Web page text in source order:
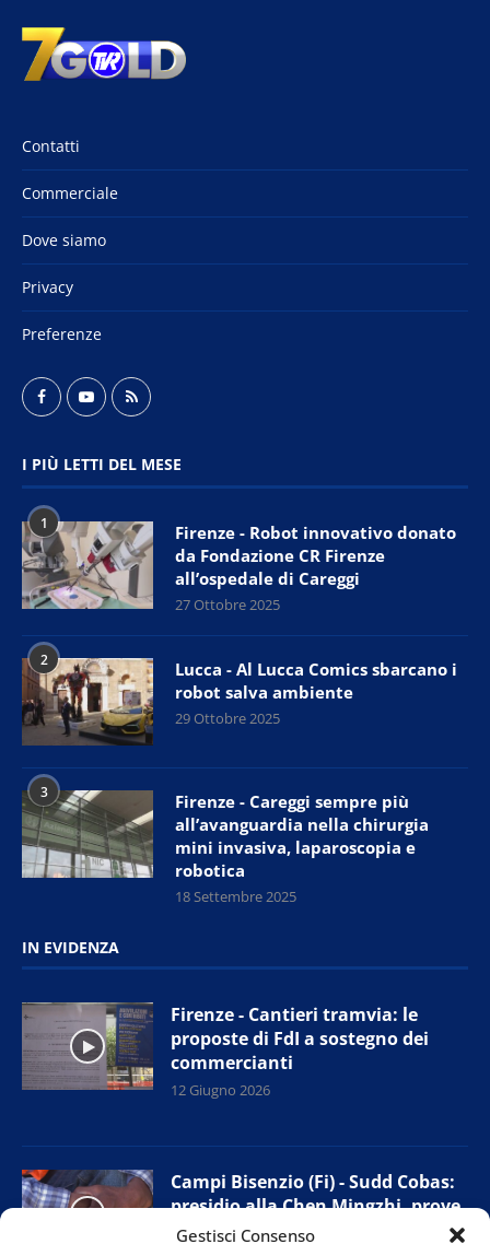
Gestisci Consenso
Contatti
Commerciale
Dove siamo
Privacy
Preferenze
I PIÙ LETTI DEL MESE
1
Firenze - Robot innovativo donato
da Fondazione CR Firenze
all’ospedale di Careggi
27 Ottobre 2025
2
Lucca - Al Lucca Comics sbarcano i
robot salva ambiente
29 Ottobre 2025
3
Firenze - Careggi sempre più
all’avanguardia nella chirurgia
mini invasiva, laparoscopia e
robotica
18 Settembre 2025
IN EVIDENZA
Firenze - Cantieri tramvia: le
proposte di FdI a sostegno dei
commercianti
12 Giugno 2026
Campi Bisenzio (Fi) - Sudd Cobas:
presidio alla Chen Mingzhi, prove
di accordo con l’azienda